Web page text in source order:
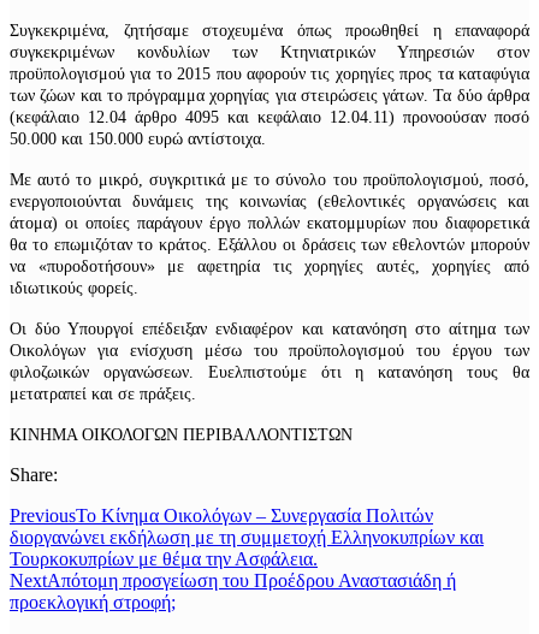
Συγκεκριμένα, ζητήσαμε στοχευμένα όπως προωθηθεί η επαναφορά
συγκεκριμένων κονδυλίων των Κτηνιατρικών Υπηρεσιών στον
προϋπολογισμού για το 2015 που αφορούν τις χορηγίες προς τα καταφύγια
των ζώων και το πρόγραμμα χορηγίας για στειρώσεις γάτων. Τα δύο άρθρα
(κεφάλαιο 12.04 άρθρο 4095 και κεφάλαιο 12.04.11) προνοούσαν ποσό
50.000 και 150.000 ευρώ αντίστοιχα.
Με αυτό το μικρό, συγκριτικά με το σύνολο του προϋπολογισμού, ποσό,
ενεργοποιούνται δυνάμεις της κοινωνίας (εθελοντικές οργανώσεις και
άτομα) οι οποίες παράγουν έργο πολλών εκατομμυρίων που διαφορετικά
θα το επωμιζόταν το κράτος. Εξάλλου οι δράσεις των εθελοντών μπορούν
να «πυροδοτήσουν» με αφετηρία τις χορηγίες αυτές, χορηγίες από
ιδιωτικούς φορείς.
Οι δύο Υπουργοί επέδειξαν ενδιαφέρον και κατανόηση στο αίτημα των
Οικολόγων για ενίσχυση μέσω του προϋπολογισμού του έργου των
φιλοζωικών οργανώσεων. Ευελπιστούμε ότι η κατανόηση τους θα
μετατραπεί και σε πράξεις.
ΚΙΝΗΜΑ ΟΙΚΟΛΟΓΩΝ ΠΕΡΙΒΑΛΛΟΝΤΙΣΤΩΝ
Share:
PreviousΤο Κίνημα Οικολόγων – Συνεργασία Πολιτών
διοργανώνει εκδήλωση με τη συμμετοχή Ελληνοκυπρίων και
Τουρκοκυπρίων με θέμα την Ασφάλεια.
NextΑπότομη προσγείωση του Προέδρου Αναστασιάδη ή
προεκλογική στροφή;